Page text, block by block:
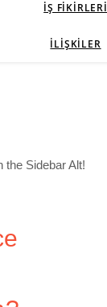
İŞ FIKIRLERI
İLIŞKILER
the Sidebar Alt!